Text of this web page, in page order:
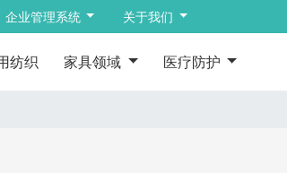
企业管理系统 关于我们
纺织 家具领域 医疗防护